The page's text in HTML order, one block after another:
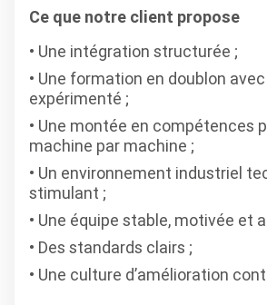
Ce que notre client propose
Une intégration structurée ;
Une formation en doublon
expérimenté ;
Une montée en compétences
machine par machine ;
Un environnement industriel
stimulant ;
Une équipe stable, motivée et
Des standards clairs ;
Une culture d’amélioration